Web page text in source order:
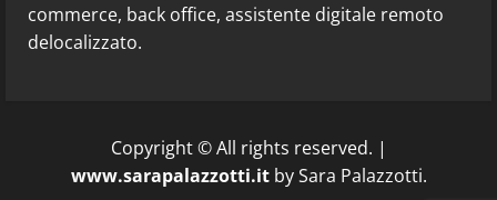
commerce, back office, assistente digitale remoto
delocalizzato.
Copyright © All rights reserved. |
www.sarapalazzotti.itby Sara Palazzotti.